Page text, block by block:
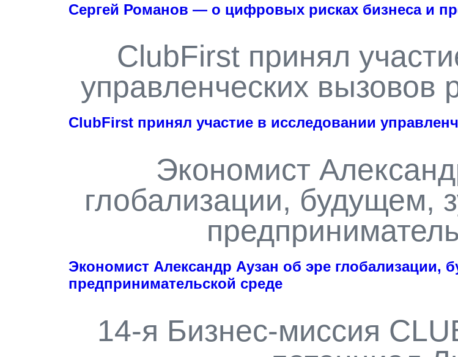
Сергей Романов — о цифровых рисках бизнеса и
ClubFirst принял
управленческих вызовов
ClubFirst принял участие в исследовании
Экономист
глобализации, будущем,
Экономист Александр Аузан об эре глобализации,
предпринимательской среде
14-я Бизнес-миссия